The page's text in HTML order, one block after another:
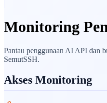
Monitoring
Pantau penggunaan AI API dan
SemutSSH.
Akses Monitoring